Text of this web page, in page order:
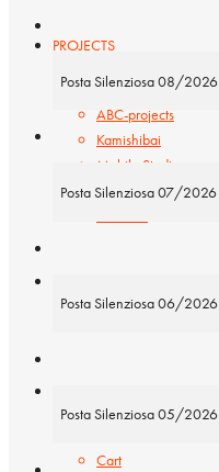
PROJECTS
ABC-projects
Kamishibai
Mobile Studios
INTERNATIONAL
Cart
Posta Silenziosa 08/2026
Posta Silenziosa 07/2026
Posta Silenziosa 06/2026
Posta Silenziosa 05/2026